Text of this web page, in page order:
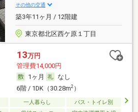
その他の交通
築3年11ヶ月 / 12階建
東京都北区西ケ原１丁目
13万円
管理費14,000円
1ヶ月
なし
6階 / 1DK（30.28m2）
一人暮らし
バス・トイレ別